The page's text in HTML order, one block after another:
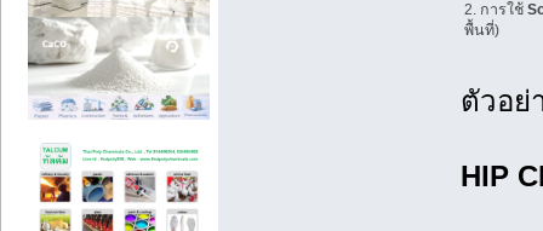
2. การใช้
พื้นที่)
ตัวอย่
HIP